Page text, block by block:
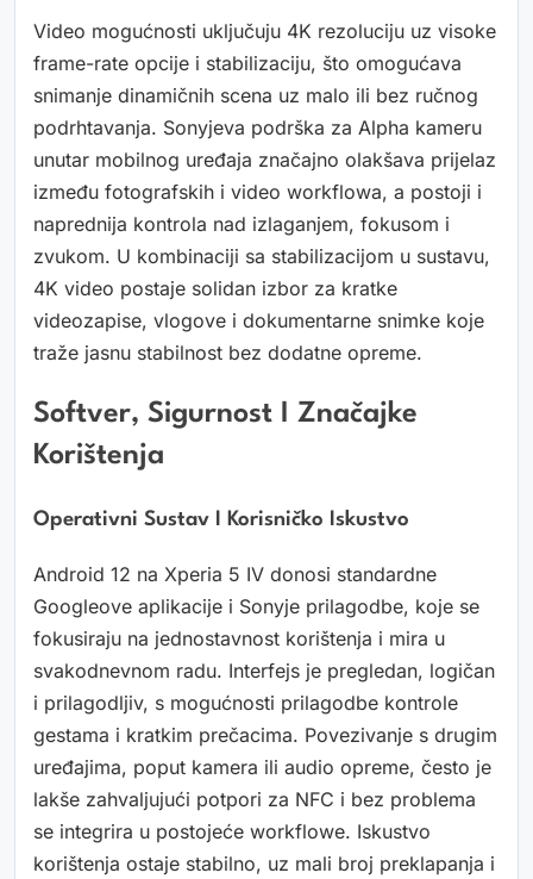
Video mogućnosti uključuju 4K rezoluciju uz visoke
frame-rate opcije i stabilizaciju, što omogućava
snimanje dinamičnih scena uz malo ili bez ručnog
podrhtavanja. Sonyjeva podrška za Alpha kameru
unutar mobilnog uređaja značajno olakšava prijelaz
između fotografskih i video workflowa, a postoji i
naprednija kontrola nad izlaganjem, fokusom i
zvukom. U kombinaciji sa stabilizacijom u sustavu,
4K video postaje solidan izbor za kratke
videozapise, vlogove i dokumentarne snimke koje
traže jasnu stabilnost bez dodatne opreme.
Softver, Sigurnost I Značajke
Korištenja
Operativni Sustav I Korisničko Iskustvo
Android 12 na Xperia 5 IV donosi standardne
Googleove aplikacije i Sonyje prilagodbe, koje se
fokusiraju na jednostavnost korištenja i mira u
svakodnevnom radu. Interfejs je pregledan, logičan
i prilagodljiv, s mogućnosti prilagodbe kontrole
gestama i kratkim prečacima. Povezivanje s drugim
uređajima, poput kamera ili audio opreme, često je
lakše zahvaljujući potpori za NFC i bez problema
se integrira u postojeće workflowe. Iskustvo
korištenja ostaje stabilno, uz mali broj preklapanja i